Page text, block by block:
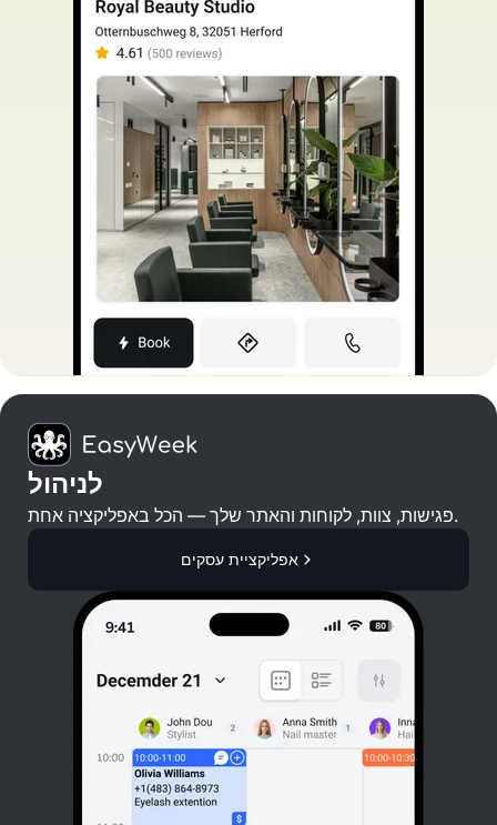
לניהול
פגישות, צוות, לקוחות והאתר שלך — הכל באפליקציה אחת.
אפליקציית עסקים